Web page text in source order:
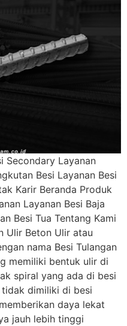
Secondary Layanan
Besi Layanan Besi
Karir Beranda Produk
Layanan Besi Baja
Besi Tua Tentang Kami
Ulir Beton Ulir atau
nama Besi Tulangan
memiliki bentuk ulir di
spiral yang ada di besi
dimiliki di besi
daya lekat
jauh lebih tinggi